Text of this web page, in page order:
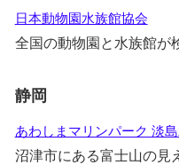
日本動物園水族館協会
全国の動物園と水族館が
静岡
あわしまマリンパーク 淡
沼津市にある富士山の見